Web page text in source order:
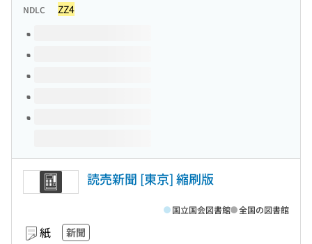
NDLC ZZ4
このタイトルの巻号
読売新聞 [東京] 縮刷版
紙 新聞
国立国会図書館 全国の図書館